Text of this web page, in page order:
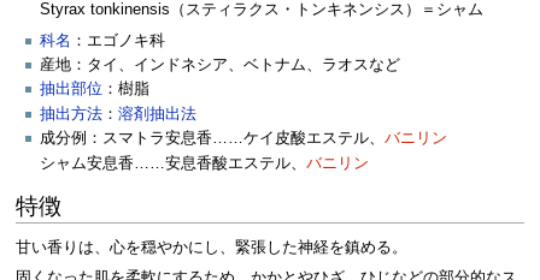
移
Styrax tonkinensis（スティラクス・トンキネンシス）＝シャム
科名 ：エゴノキ科
産地：タイ、インドネシア、ベトナム、ラオスなど
抽出部位 ：樹脂
抽出方法 ： 溶剤抽出法
成分例：スマトラ安息香……ケイ皮酸エステル、 バニリン
シャム安息香……安息香酸エステル、 バニリン
特徴
甘い香りは、心を穏やかにし、緊張した神経を鎮める。